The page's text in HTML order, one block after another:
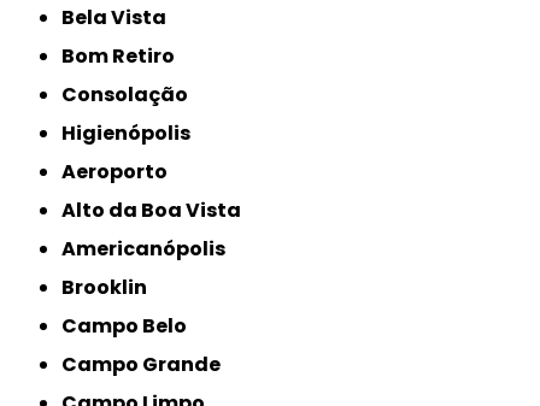
Bela Vista
Bom Retiro
Consolação
Higienópolis
Aeroporto
Alto da Boa Vista
Americanópolis
Brooklin
Campo Belo
Campo Grande